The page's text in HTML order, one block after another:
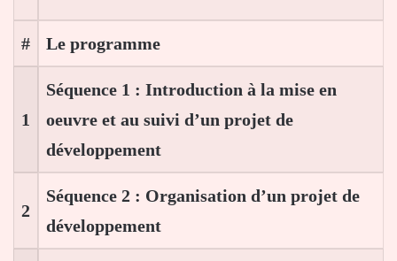
# Le programme
1
Séquence 1 : Introduction à la mise en
oeuvre et au suivi d’un projet de
développement
2
Séquence 2 : Organisation d’un projet de
développement